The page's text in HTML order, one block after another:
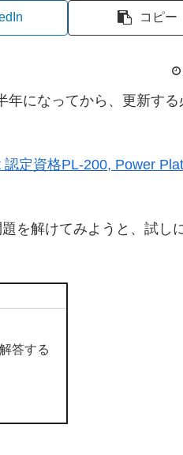
コピー
年になってから、更新する
認定資格PL-200, Power
を解けてみようと、試し
答する